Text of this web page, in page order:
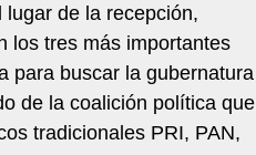
de la recepción,
los tres más importantes
para buscar la gubernatura
de la coalición política que
tradicionales PRI, PAN,